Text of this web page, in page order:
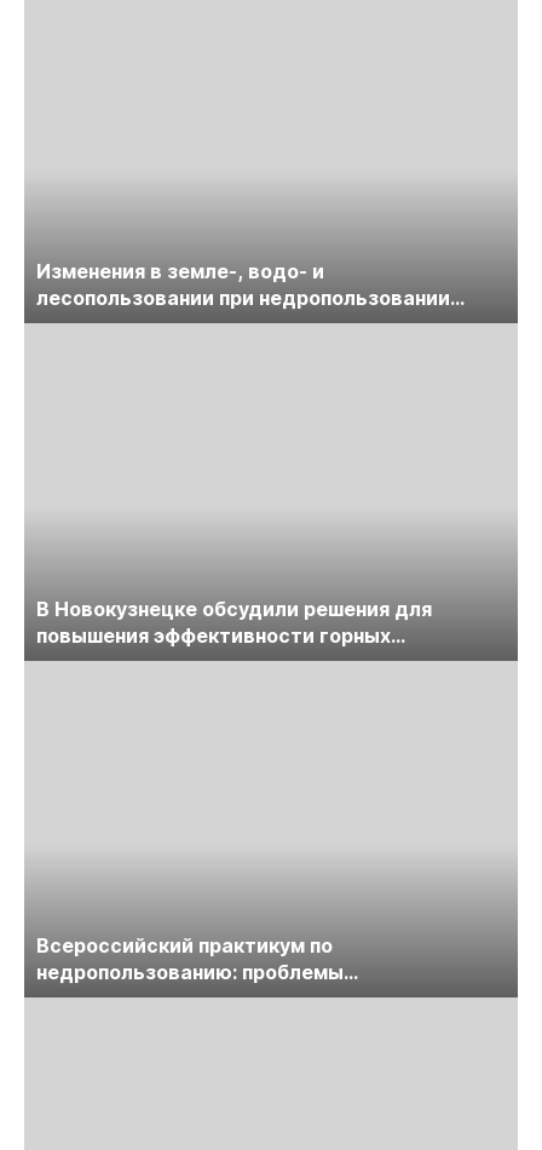
Изменения в земле-, водо- и
лесопользовании при недропользовании
обсудят на семинаре «ПравоТЭК»
В Новокузнецке обсудили решения для
повышения эффективности горных
предприятий
Всероссийский практикум по
недропользованию: проблемы
лицензирования, цифровизации, экспертизы